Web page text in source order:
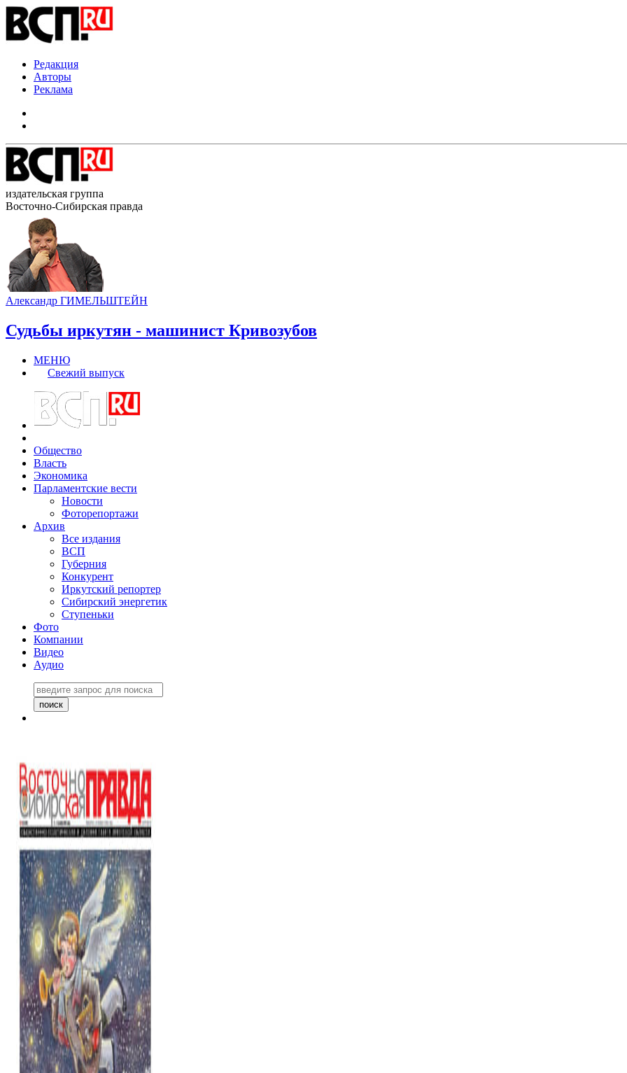
Редакция
Авторы
Реклама
издательская группа
Восточно-Сибирская правда
Александр ГИМЕЛЬШТЕЙН
Судьбы иркутян - машинист Кривозубов
МЕНЮ
Свежий выпуск
Общество
Власть
Экономика
Парламентские вести
Новости
Фоторепортажи
Архив
Все издания
ВСП
Губерния
Конкурент
Иркутский репортер
Сибирский энергетик
Ступеньки
Фото
Компании
Видео
Аудио